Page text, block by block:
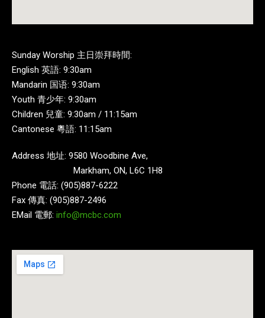
Sunday Worship 主日崇拜時間:
English 英語: 9:30am
Mandarin 国语: 9:30am
Youth 青少年: 9:30am
Children 兒童: 9:30am / 11:15am
Cantonese 粵語: 11:15am
Address 地址: 9580 Woodbine Ave,
Markham, ON, L6C 1H8
Phone 電話: (905)887-6222
Fax 傳真: (905)887-2496
EMail 電郵: info@mcbc.com